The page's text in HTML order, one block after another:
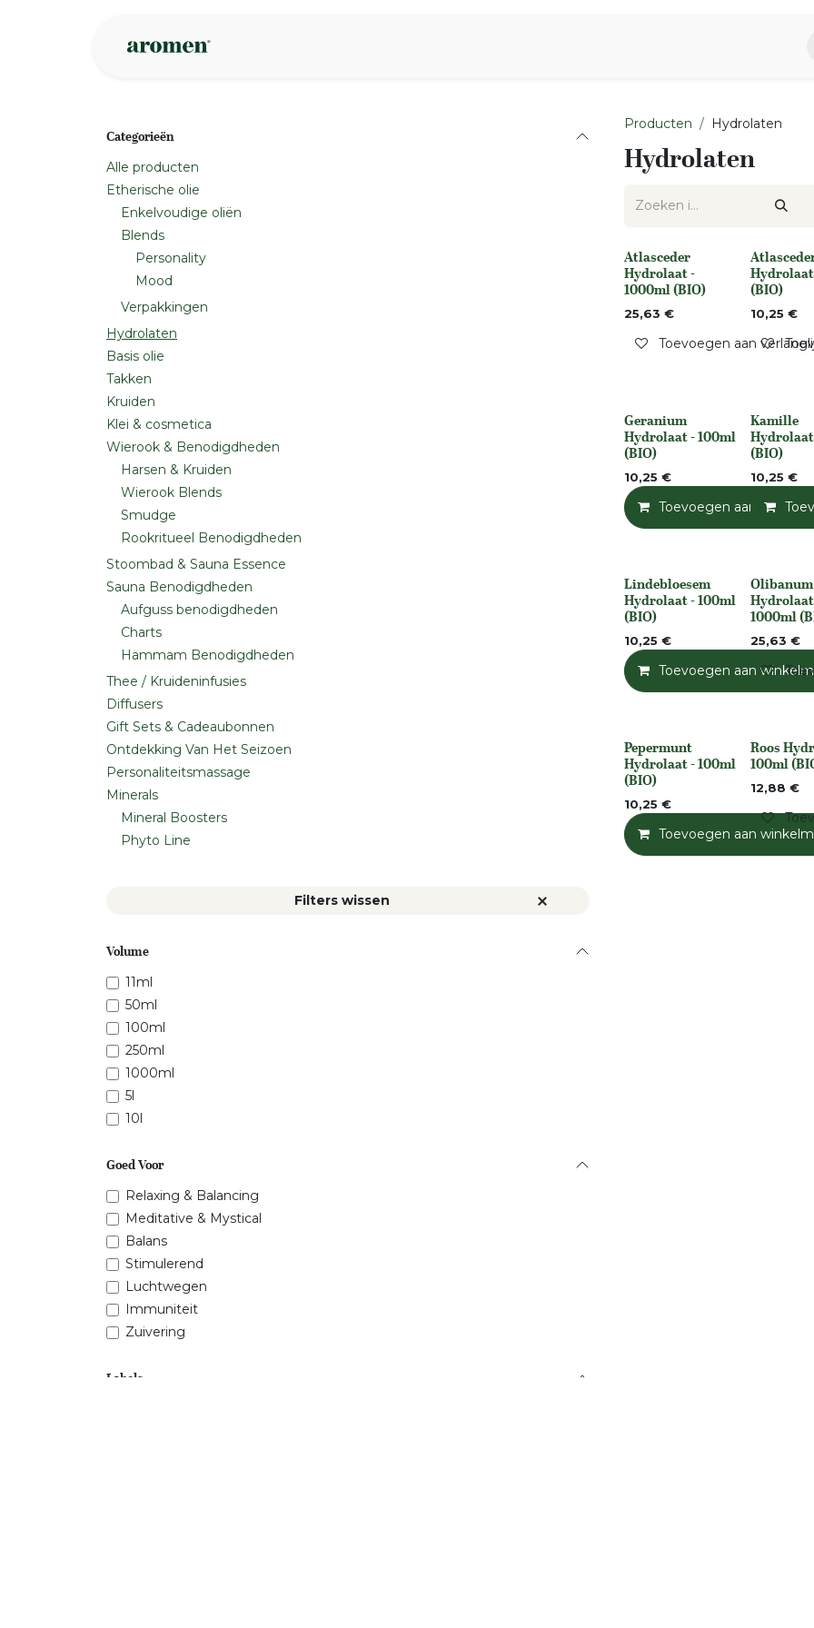
Categorieën
Alle producten
Etherische olie
Enkelvoudige oliën
Blends
Personality
Mood
Verpakkingen
Hydrolaten
Basis olie
Takken
Kruiden
Klei & cosmetica
Wierook & Benodigdheden
Harsen & Kruiden
Wierook Blends
Smudge
Rookritueel Benodigdheden
Stoombad & Sauna Essence
Sauna Benodigdheden
Aufguss benodigdheden
Charts
Hammam Benodigdheden
Thee / Kruideninfusies
Diffusers
Gift Sets & Cadeaubonnen
Ontdekking Van Het Seizoen
Personaliteitsmassage
Minerals
Mineral Boosters
Phyto Line
Filters wissen
Volume
11ml
50ml
100ml
250ml
1000ml
5l
10l
Goed Voor
Relaxing & Balancing
Meditative & Mystical
Balans
Stimulerend
Luchtwegen
Immuniteit
Zuivering
Labels
Producten Hydrolaten
Hydrolaten
Niet op voorraad
Atlasceder
Hydrolaat -
1000ml (BIO)
25,63 €
Toevoegen aan
Niet op
(BIO)
10,25 €
None
Geranium
Hydrolaat - 100ml
(BIO)
10,25 €
Toevoegen aan
None
Kamille
(BIO)
10,25 €
None
Lindebloesem
Hydrolaat - 100ml
(BIO)
10,25 €
Toevoegen aan
Niet op
Olibanum
1000ml
25,63 €
None
Pepermunt
Hydrolaat - 100ml
(BIO)
10,25 €
Toevoegen aan
Niet op
Roos
100ml
12,88 €